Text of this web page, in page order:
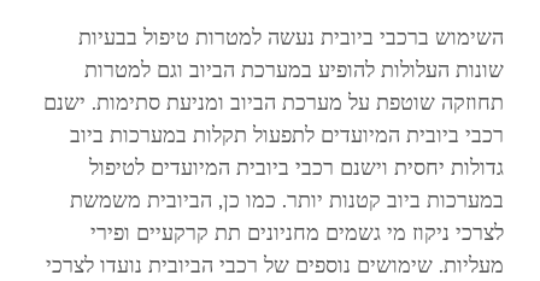
השימוש ברכבי ביובית נעשה למטרות טיפול בבעיות
שונות העלולות להופיע במערכת הביוב וגם למטרות
תחוזקה שוטפת על מערכת הביוב ומניעת סתימות. ישנם
רכבי ביובית המיועדים לתפעול תקלות במערכות ביוב
גדולות יחסית וישנם רכבי ביובית המיועדים לטיפול
במערכות ביוב קטנות יותר. כמו כן, הביובית משמשת
לצרכי ניקוז מי גשמים מחניונים תת קרקעיים ופירי
מעליות. שימושים נוספים של רכבי הביובית נועדו לצרכי